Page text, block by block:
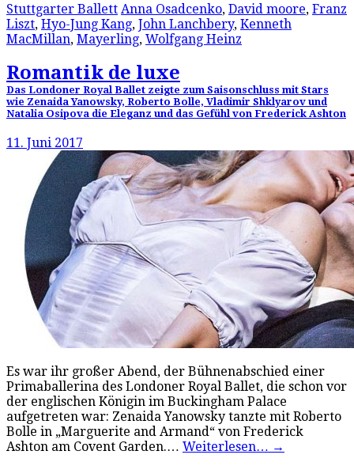
Stuttgarter Ballett Anna Osadcenko, David moore, Franz
Liszt, Hyo-Jung Kang, John Lanchbery, Kenneth
MacMillan, Mayerling, Wolfgang Heinz
Romantik de luxe
Das Londoner Royal Ballet zeigte zum Saisonschluss mit Stars
wie Zenaida Yanowsky, Roberto Bolle, Vladimir Shklyarov und
Natalia Osipova die Eleganz und das Gefühl von Frederick Ashton
11. Juni 2017
Es war ihr großer Abend, der Bühnenabschied einer
Primaballerina des Londoner Royal Ballet, die schon vor
der englischen Königin im Buckingham Palace
aufgetreten war: Zenaida Yanowsky tanzte mit Roberto
Bolle in „Marguerite and Armand“ von Frederick
Ashton am Covent Garden.… Weiterlesen… →